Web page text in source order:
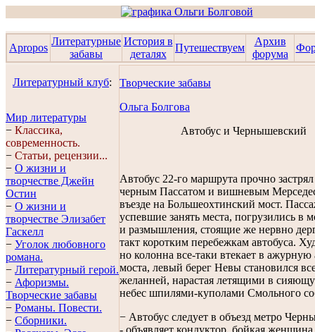
Apropos
Литературные
забавы
История в
деталях
Путешествуем
Архив
форума
Литературный клуб:
Мир литературы
− Классика,
современность.
− Статьи, рецензии...
− О жизни и
творчестве Джейн
Остин
− О жизни и
творчестве Элизабет
Гaскелл
− Уголок любовного
романа.
− Литературный герой.
− Афоризмы.
Творческие забавы
− Романы. Повести.
− Сборники.
Творческие забавы
Ольга Болгова
Автобус и Чернышевский
Автобус 22-го маршрута прочно
черным Пассатом и вишневым
въезде на Большеохтинский мост.
успевшие занять места, погрузились в
и размышления, стоящие же нервно
такт коротким перебежкам автобуса.
но колонна все-таки втекает в ажурную
моста, левый берег Невы становился
желанней, нарастая летящими в
небес шпилями-куполами Смольного
− Автобус следует в объезд метро
- объявляет кондуктор, бойкая